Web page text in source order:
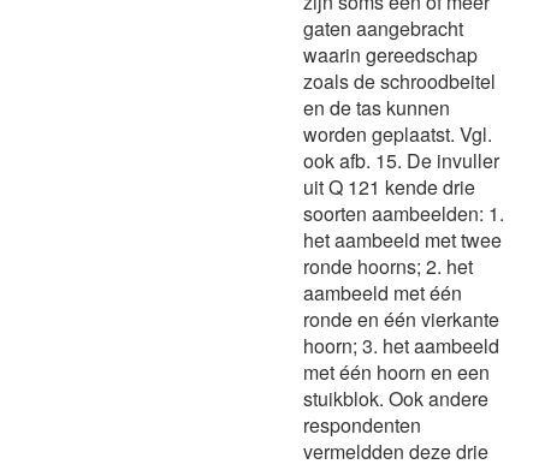
gaten aangebracht
waarin gereedschap
zoals de schroodbeitel
en de tas kunnen
worden geplaatst. Vgl.
ook afb. 15. De invuller
uit Q 121 kende drie
soorten aambeelden: 1.
het aambeeld met twee
ronde hoorns; 2. het
aambeeld met één
ronde en één vierkante
hoorn; 3. het aambeeld
met één hoorn en een
stuikblok. Ook andere
respondenten
vermeldden deze drie